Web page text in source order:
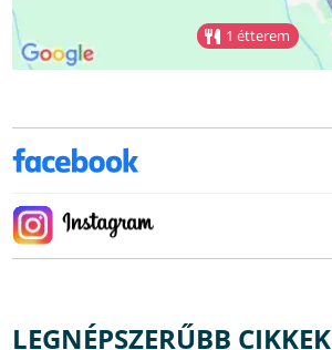
1 étterem
LEGNÉPSZERŰBB CIKKEK